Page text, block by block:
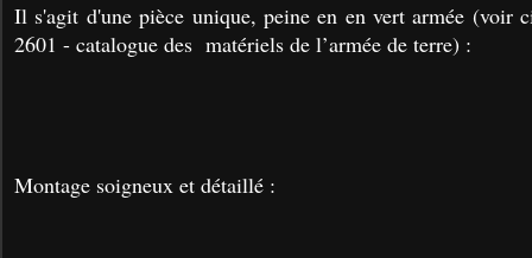
Il s'agit d'une pièce unique, peine en en vert armée (voir
2601 - catalogue des matériels de l’armée de terre) :
Montage soigneux et détaillé :